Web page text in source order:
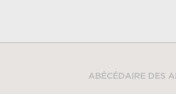
ABÉCÉDAIRE DES